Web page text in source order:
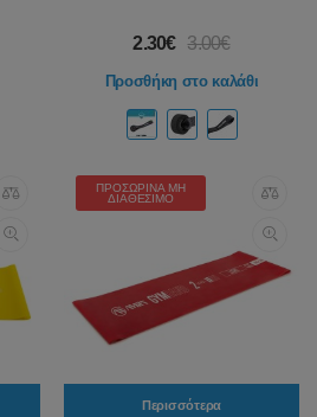
2.30€ 3.00€
Προσθήκη στο καλάθι
ΠΡΟΣΩΡΙΝΆ ΜΗ
ΔΙΑΘΈΣΙΜΟ
Περισσότερα